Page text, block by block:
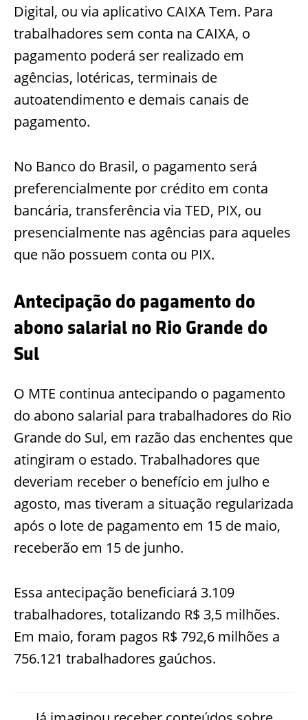
Digital, ou via aplicativo CAIXA Tem. Para
trabalhadores sem conta na CAIXA, o
pagamento poderá ser realizado em
agências, lotéricas, terminais de
autoatendimento e demais canais de
pagamento.
No Banco do Brasil, o pagamento será
preferencialmente por crédito em conta
bancária, transferência via TED, PIX, ou
presencialmente nas agências para aqueles
que não possuem conta ou PIX.
Antecipação do pagamento do
abono salarial no Rio Grande do
Sul
O MTE continua antecipando o pagamento
do abono salarial para trabalhadores do Rio
Grande do Sul, em razão das enchentes que
atingiram o estado. Trabalhadores que
deveriam receber o benefício em julho e
agosto, mas tiveram a situação regularizada
após o lote de pagamento em 15 de maio,
receberão em 15 de junho.
Essa antecipação beneficiará 3.109
trabalhadores, totalizando R$ 3,5 milhões.
Em maio, foram pagos R$ 792,6 milhões a
756.121 trabalhadores gaúchos.